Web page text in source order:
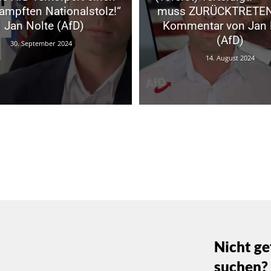
Nationalstolz!“
Jan Nolte (AfD)
30. September 2024
muss
Kommentar von Jan
(AfD)
14. August 2024
Nicht
suchen?